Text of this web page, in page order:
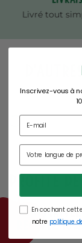
Profite
recevez
Inscrivez-vous à
En cochant
notre politique